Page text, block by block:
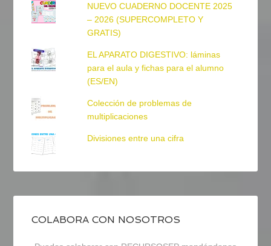
NUEVO CUADERNO DOCENTE 2025
– 2026 (SUPERCOMPLETO Y
GRATIS)
EL APARATO DIGESTIVO: láminas
para el aula y fichas para el alumno
(ES/EN)
Colección de problemas de
multiplicaciones
Divisiones entre una cifra
COLABORA CON NOSOTROS